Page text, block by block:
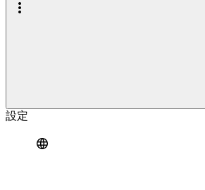
設定